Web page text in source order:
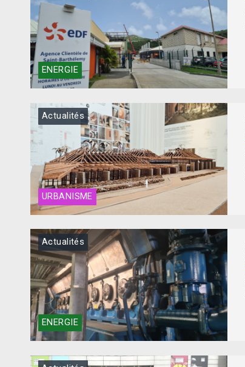
ENERGIE
URBANISME
Actualités
ENERGIE
Actualités